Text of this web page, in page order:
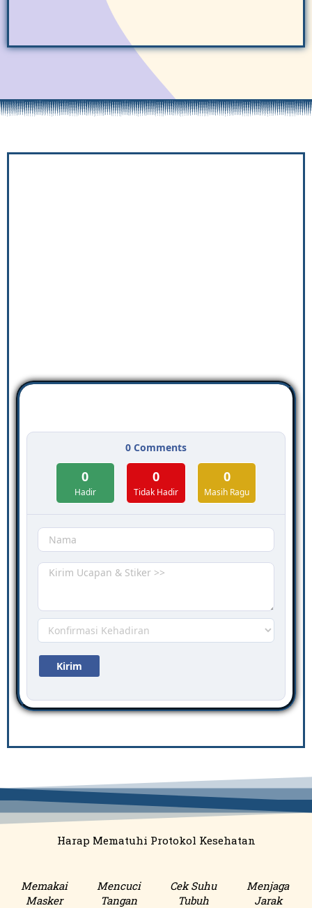
0 Comments
0
Hadir
0
Tidak Hadir
0
Masih Ragu
Harap Mematuhi Protokol Kesehatan
Memakai
Masker
Mencuci
Tangan
Cek Suhu
Tubuh
Menjaga
Jarak